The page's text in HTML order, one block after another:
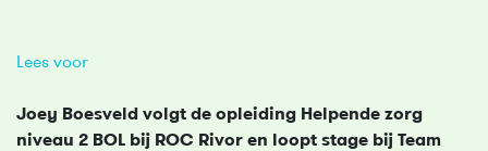
Lees voor
Joey Boesveld volgt de opleiding Helpende zorg
niveau 2 BOL bij ROC Rivor en loopt stage bij Team